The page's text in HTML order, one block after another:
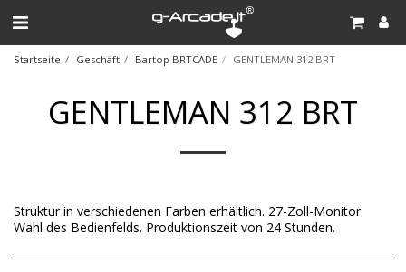
Startseite Geschäft Bartop BRTCADE GENTLEMAN 312 BRT
GENTLEMAN 312 BRT
Struktur in verschiedenen Farben erhältlich. 27-Zoll-Monitor.
Wahl des Bedienfelds. Produktionszeit von 24 Stunden.